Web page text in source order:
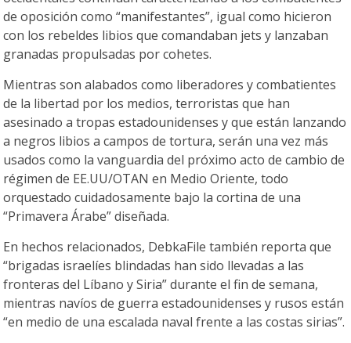
de oposición como “manifestantes”, igual como hicieron
con los rebeldes libios que comandaban jets y lanzaban
granadas propulsadas por cohetes.
Mientras son alabados como liberadores y combatientes
de la libertad por los medios, terroristas que han
asesinado a tropas estadounidenses y que están lanzando
a negros libios a campos de tortura, serán una vez más
usados como la vanguardia del próximo acto de cambio de
régimen de EE.UU/OTAN en Medio Oriente, todo
orquestado cuidadosamente bajo la cortina de una
“Primavera Árabe” diseñada.
En hechos relacionados, DebkaFile también reporta que
“brigadas israelíes blindadas han sido llevadas a las
fronteras del Líbano y Siria” durante el fin de semana,
mientras navíos de guerra estadounidenses y rusos están
“en medio de una escalada naval frente a las costas sirias”.